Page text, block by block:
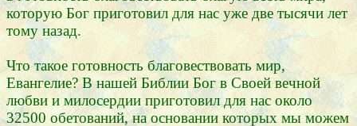
которую Бог приготовил для нас уже две тысячи лет
тому назад.
Что такое готовность благовествовать мир,
Евангелие? В нашей Библии Бог в Своей вечной
любви и милосердии приготовил для нас около
32500 обетований, на основании которых мы можем